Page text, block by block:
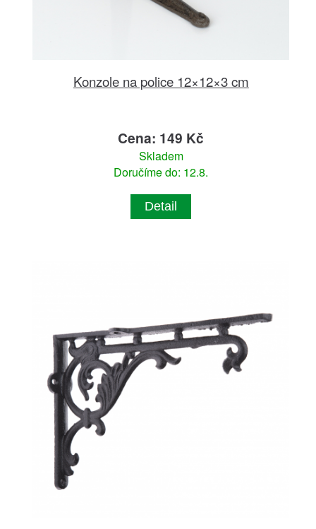
Konzole na police 12×12×3 cm
Cena: 149 Kč
Skladem
Doručíme do: 12.8.
Detail